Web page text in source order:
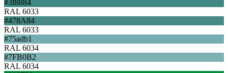
#3f8884
RAL 6033
#478A84
RAL 6033
#75adb1
RAL 6034
#7FB0B2
RAL 6034